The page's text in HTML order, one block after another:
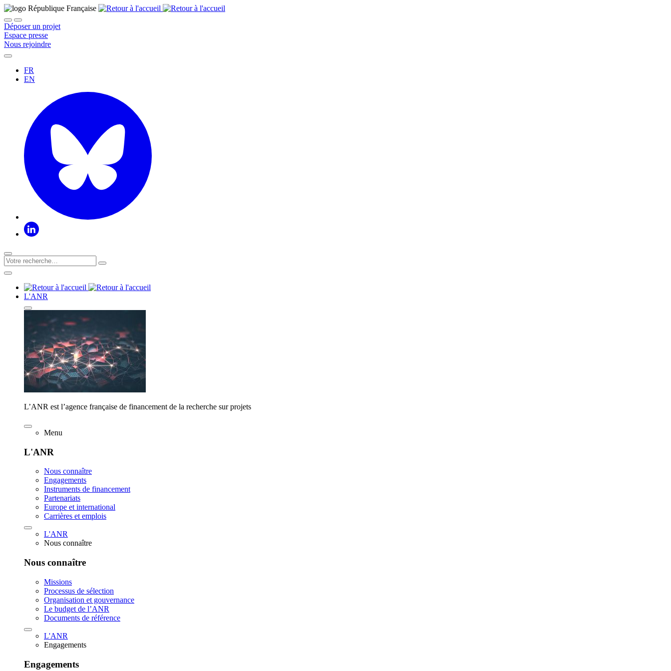
Déposer un projet
Espace presse
Nous rejoindre
FR
EN
L'ANR
L’ANR est l’agence française de financement de la recherche sur projets
Menu
L'ANR
Nous connaître
Engagements
Instruments de financement
Partenariats
Europe et international
Carrières et emplois
L'ANR
Nous connaître
Nous connaître
Missions
Processus de sélection
Organisation et gouvernance
Le budget de l’ANR
Documents de référence
L'ANR
Engagements
Engagements